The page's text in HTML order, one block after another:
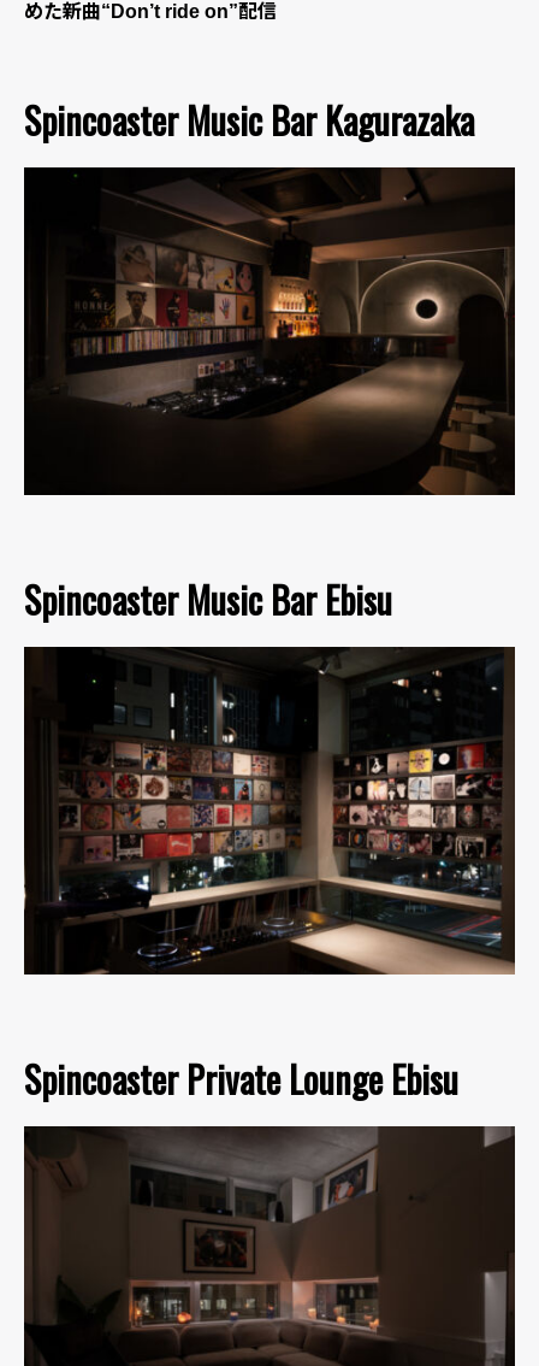
めた新曲“Don’t ride on”配信
Spincoaster Music Bar Kagurazaka
Spincoaster Music Bar Ebisu
Spincoaster Private Lounge Ebisu